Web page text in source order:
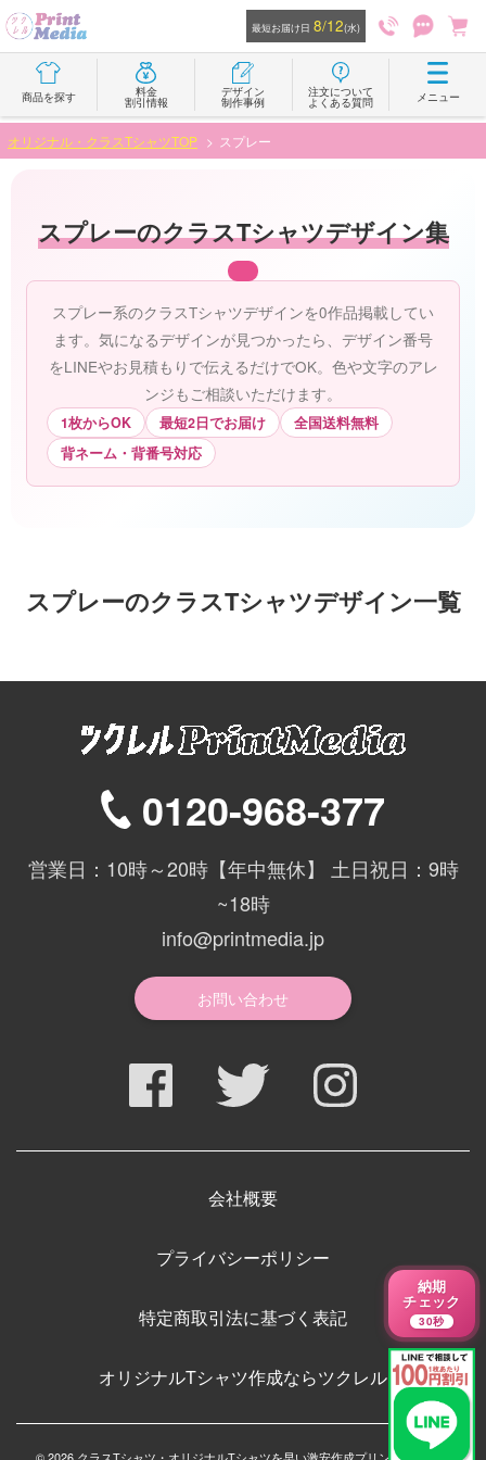
最短お届け日 8/12(水)
商品を探す 料金
割引情報
デザイン
制作事例
注文について
よくある質問 メニュー
オリジナル・クラスTシャツTOP スプレー
スプレーのクラスTシャツデザイン集
スプレー系のクラスTシャツデザインを0作品掲載してい
ます。気になるデザインが見つかったら、デザイン番号
をLINEやお見積もりで伝えるだけでOK。色や文字のアレ
ンジもご相談いただけます。
1枚からOK 最短2日でお届け
全国送料無料
背ネーム・背番号対応
スプレーのクラスTシャツデザイン一覧
0120-968-377
営業日：10時～20時【年中無休】 土日祝日：9時
~18時
info@printmedia.jp
お問い合わせ
会社概要
プライバシーポリシー
特定商取引法に基づく表記
オリジナルTシャツ作成ならツクレル
納期
チェック
30秒